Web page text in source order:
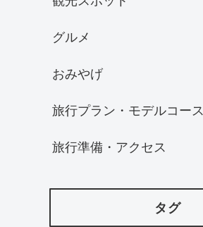
グルメ
おみやげ
旅行プラン・モデルコース
旅行準備・アクセス
タグ